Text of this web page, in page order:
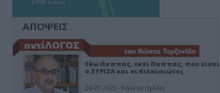
ΑΠΟΨΕΙΣ
Εδώ Παππάς, εκεί Παππάς, που είναι
ο ΣΥΡΙΖΑ και οι Κιλκισιώτες
26-07-2026 - Κανένα σχόλιο